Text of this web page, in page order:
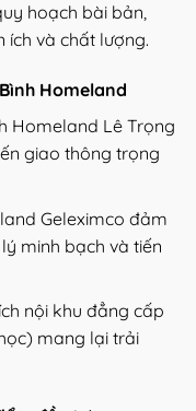
hoạch bài bản,
ích và chất lượng.
Homeland
Homeland Lê Trọng
giao thông trọng
Geleximco đảm
minh bạch và tiến
nội khu đẳng cấp
mang lại trải